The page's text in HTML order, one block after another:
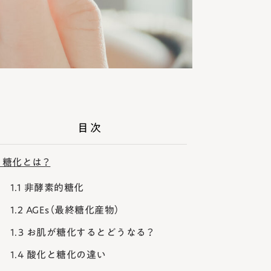
目次
糖化とは？
1.1 非酵素的糖化
1.2 AGEs（最終糖化産物）
1.3 お肌が糖化するとどうなる？
1.4 酸化と糖化の違い